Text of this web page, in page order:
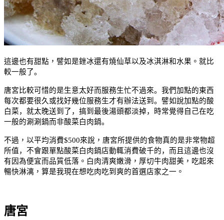
這邊也有甜點，譬如是銼冰還有燒仙草以及冰淇淋和水果。就 比
較一般了。
唐宮比較可惜的是生意太好而服務生忙不過來。我們加點的東西
每次都要很久或找好幾位服務生才有辦法送到。譬如說加點的酸
白菜，就太晚送到了，搞到最後湯頭都淡掉，時常覺得自己在吃
一般的涮涮鍋而非酸菜白肉鍋。
不過，以平均消費$500來說，唐宮所提供的食物真的是非常物超
所值，不會跟單點酸菜白肉鍋店動輒消費破千的，而且這邊也沒
有因為便宜而品質低落 。白肉清爽嫩滑，厚切牛肉甜美，吃起來
暢快淋漓， 算是我現在想吃肉吃到爽的首選店家之一。
唐宮